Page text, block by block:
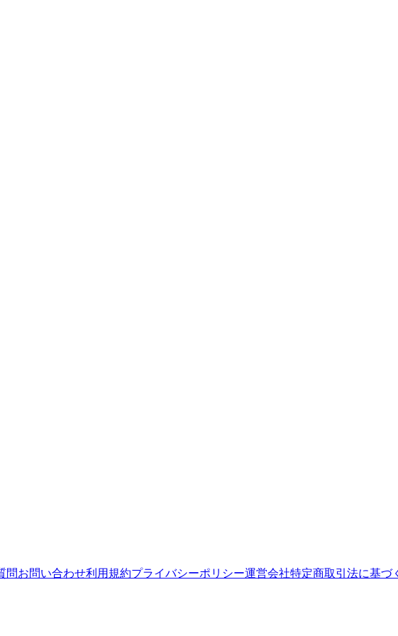
問お問い合わせ利用規約プライバシーポリシー運営会社特定商取引法に基づ